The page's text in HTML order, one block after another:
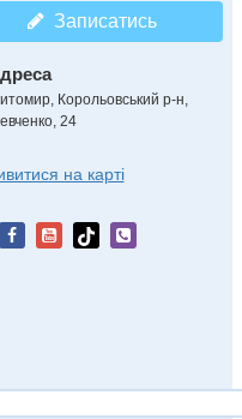
Записатись
Корольовський р-н
24
на карті